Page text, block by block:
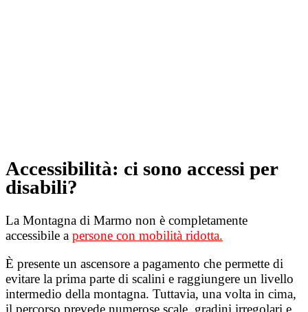
Accessibilità: ci sono accessi per
disabili?
La Montagna di Marmo non è completamente
accessibile a persone con mobilità ridotta.
È presente un ascensore a pagamento che permette di
evitare la prima parte di scalini e raggiungere un livello
intermedio della montagna. Tuttavia, una volta in cima,
il percorso prevede numerose scale, gradini irregolari e